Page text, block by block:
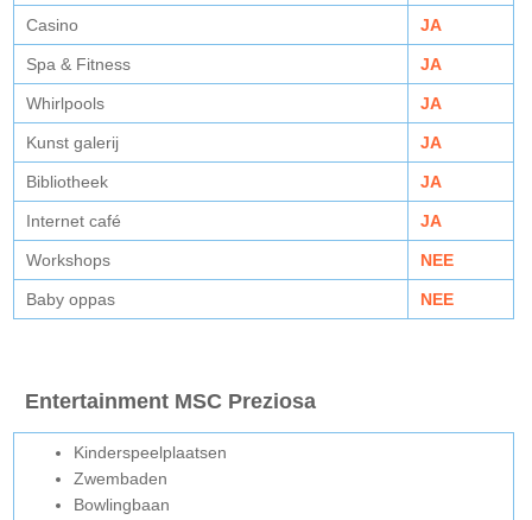
Casino JA
Spa & Fitness JA
Whirlpools JA
Kunst galerij JA
Bibliotheek JA
Internet café JA
Workshops NEE
Baby oppas NEE
Entertainment MSC Preziosa
Kinderspeelplaatsen
Zwembaden
Bowlingbaan